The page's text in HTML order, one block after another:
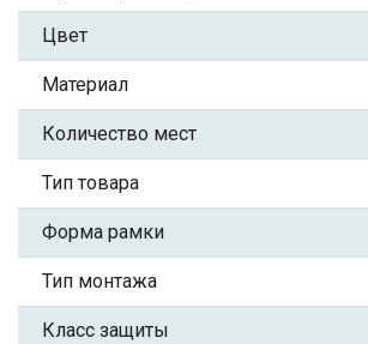
Цвет
Материал
Количество мест
Тип товара
Форма рамки
Тип монтажа
Класс защиты